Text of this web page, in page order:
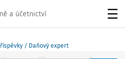
a účetnictví
/ Daňový expert